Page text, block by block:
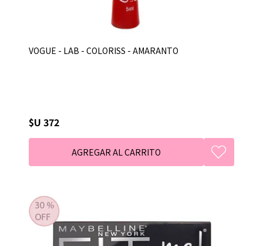
VOGUE - LAB - COLORISS - AMARANTO
$U 372